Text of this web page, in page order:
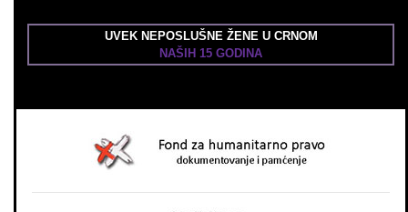
UVEK NEPOSLUŠNE ŽENE U CRNOM
NAŠIH 15 GODINA